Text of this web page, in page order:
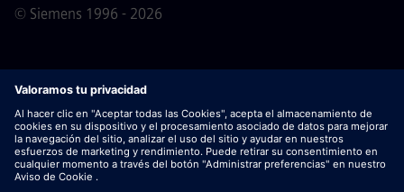
© Siemens 1996 - 2026
Nota importantePara todas las personas que quieran
unirse a nosotros, por favor, es importante tener en cuenta
que Siemens no solicita honorarios antes / durante /
después del proceso de solicitud. No pedimos datos
bancarios o información financiera personal a cambio de